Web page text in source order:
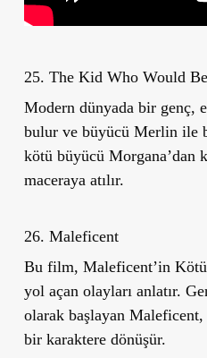
25. The Kid Who Would
Modern dünyada bir genç,
bulur ve büyücü Merlin ile
kötü büyücü Morgana’dan
maceraya atılır.
26. Maleficent
Bu film, Maleficent’in
yol açan olayları anlatır.
olarak başlayan
bir karaktere dönüşür.